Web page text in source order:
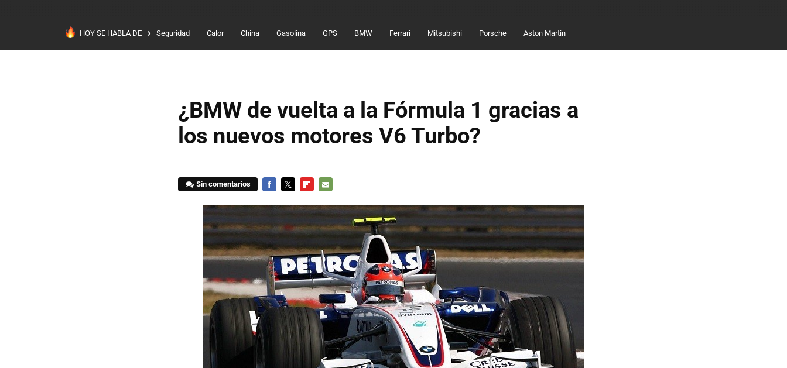
HOY SE HABLA DE Seguridad Calor China Gasolina GPS BMW Ferrari Mitsubishi Porsche Aston Martin
¿BMW de vuelta a la Fórmula 1 gracias a
los nuevos motores V6 Turbo?
Sin comentarios
MAIL